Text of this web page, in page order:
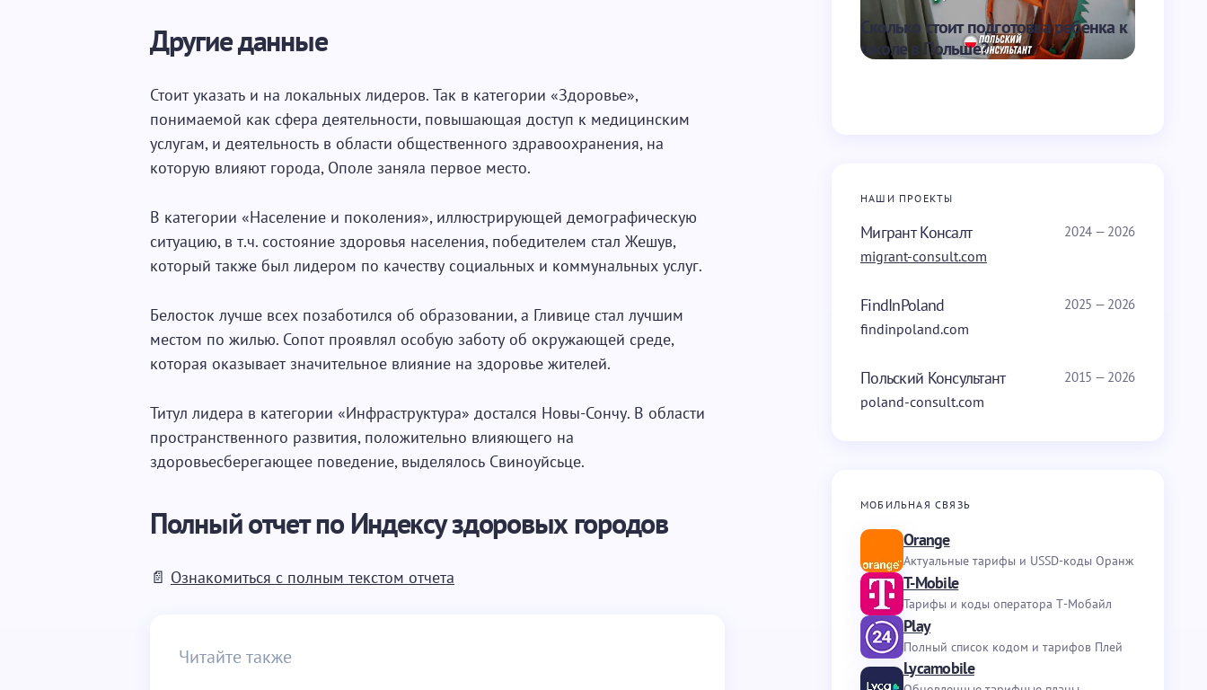
Другие данные
Стоит указать и на локальных лидеров. Так в категории «Здоровье»,
понимаемой как сфера деятельности, повышающая доступ к медицинским
услугам, и деятельность в области общественного здравоохранения, на
которую влияют города, Ополе заняла первое место.
В категории «Население и поколения», иллюстрирующей демографическую
ситуацию, в т.ч. состояние здоровья населения, победителем стал Жешув,
который также был лидером по качеству социальных и коммунальных услуг.
Белосток лучше всех позаботился об образовании, а Гливице стал лучшим
местом по жилью. Сопот проявлял особую заботу об окружающей среде,
которая оказывает значительное влияние на здоровье жителей.
Титул лидера в категории «Инфраструктура» достался Новы-Сончу. В области
пространственного развития, положительно влияющего на
здоровьесберегающее поведение, выделялось Свиноуйсьце.
Полный отчет по Индексу здоровых городов
📄 Ознакомиться с полным текстом отчета
Читайте также
Сколько стоит подготовка ребенка к
школе в Польше?
НАШИ ПРОЕКТЫ
Мигрант Консалт 2024 — 2026
migrant-consult.com
FindInPoland 2025 — 2026
findinpoland.com
Польский Консультант 2015 — 2026
poland-consult.com
МОБИЛЬНАЯ СВЯЗЬ
Orange
Актуальные тарифы и USSD-коды Оранж
T-Mobile
Тарифы и коды оператора Т-Мобайл
Play
Полный список кодом и тарифов Плей
Lycamobile